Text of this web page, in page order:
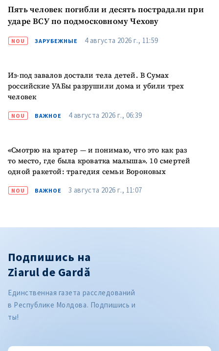
Пять человек погибли и десять пострадали при
ударе ВСУ по подмосковному Чехову
NOU ЗАРУБЕЖНЫЕ 4 августа 2026 г., 11:59
Из-под завалов достали тела детей. В Сумах
российские УАБы разрушили дома и убили трех
человек
NOU ВАЖНОЕ 4 августа 2026 г., 06:39
«Смотрю на кратер — и понимаю, что это как раз
то место, где была кроватка малыша». 10 смертей
одной ракетой: трагедия семьи Вороновых
NOU ВАЖНОЕ 3 августа 2026 г., 11:07
Подпишись на
Ziarul de Gardă
Единственная газета расследований
в Республике Молдова. Подпишись и
ты!